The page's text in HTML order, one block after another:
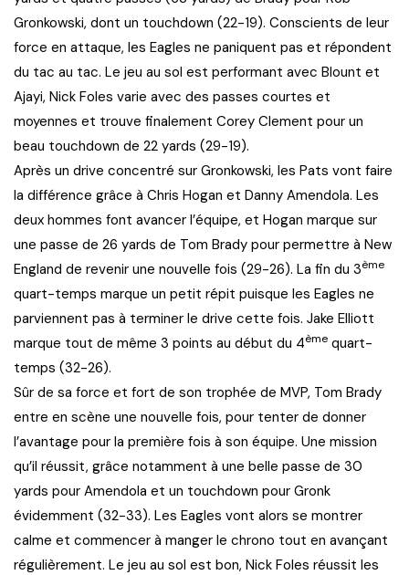
Gronkowski, dont un touchdown (22-19). Conscients de leur
force en attaque, les Eagles ne paniquent pas et répondent
du tac au tac. Le jeu au sol est performant avec Blount et
Ajayi, Nick Foles varie avec des passes courtes et
moyennes et trouve finalement Corey Clement pour un
beau touchdown de 22 yards (29-19).
Après un drive concentré sur Gronkowski, les Pats vont faire
la différence grâce à Chris Hogan et Danny Amendola. Les
deux hommes font avancer l’équipe, et Hogan marque sur
une passe de 26 yards de Tom Brady pour permettre à New
England de revenir une nouvelle fois (29-26). La fin du 3ème
quart-temps marque un petit répit puisque les Eagles ne
parviennent pas à terminer le drive cette fois. Jake Elliott
marque tout de même 3 points au début du 4ème quart-
temps (32-26).
Sûr de sa force et fort de son trophée de MVP, Tom Brady
entre en scène une nouvelle fois, pour tenter de donner
l’avantage pour la première fois à son équipe. Une mission
qu’il réussit, grâce notamment à une belle passe de 30
yards pour Amendola et un touchdown pour Gronk
évidemment (32-33). Les Eagles vont alors se montrer
calme et commencer à manger le chrono tout en avançant
régulièrement. Le jeu au sol est bon, Nick Foles réussit les